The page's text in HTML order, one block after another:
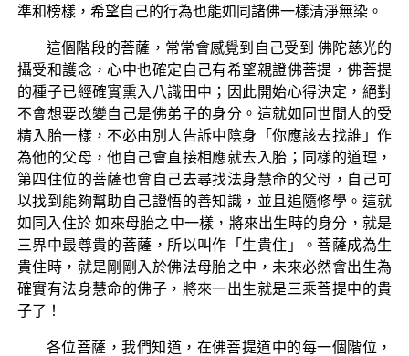
準和榜樣，希望自己的行為也能如同諸佛一樣清淨無染。
這個階段的菩薩，常常會感覺到自己受到 佛陀慈光的
攝受和護念，心中也確定自己有希望親證佛菩提，佛菩提
的種子已經確實熏入八識田中；因此開始心得決定，絕對
不會想要改變自己是佛弟子的身分。這就如同世間人的受
精入胎一樣，不必由別人告訴中陰身「你應該去找誰」作
為他的父母，他自己會直接相應就去入胎；同樣的道理，
第四住位的菩薩也會自己去尋找法身慧命的父母，自己可
以找到能夠幫助自己證悟的善知識，並且追隨修學。這就
如同入住於 如來母胎之中一樣，將來出生時的身分，就是
三界中最尊貴的菩薩，所以叫作「生貴住」。菩薩成為生
貴住時，就是剛剛入於佛法母胎之中，未來必然會出生為
確實有法身慧命的佛子，將來一出生就是三乘菩提中的貴
子了！
各位菩薩，我們知道，在佛菩提道中的每一個階位，